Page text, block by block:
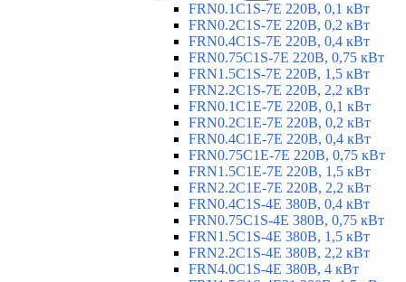
FRN0.1C1S-7E 220В, 0,1 кВт
FRN0.2C1S-7E 220В, 0,2 кВт
FRN0.4C1S-7E 220В, 0,4 кВт
FRN0.75C1S-7E 220В, 0,75 кВт
FRN1.5C1S-7E 220В, 1,5 кВт
FRN2.2C1S-7E 220В, 2,2 кВт
FRN0.1C1E-7E 220В, 0,1 кВт
FRN0.2C1E-7E 220В, 0,2 кВт
FRN0.4C1E-7E 220В, 0,4 кВт
FRN0.75C1E-7E 220В, 0,75 кВт
FRN1.5C1E-7E 220В, 1,5 кВт
FRN2.2C1E-7E 220В, 2,2 кВт
FRN0.4C1S-4E 380В, 0,4 кВт
FRN0.75C1S-4E 380В, 0,75 кВт
FRN1.5C1S-4E 380В, 1,5 кВт
FRN2.2C1S-4E 380В, 2,2 кВт
FRN4.0C1S-4E 380В, 4 кВт